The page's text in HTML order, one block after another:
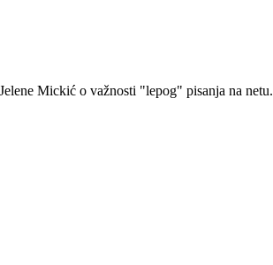
Mickić o važnosti "lepog" pisanja na